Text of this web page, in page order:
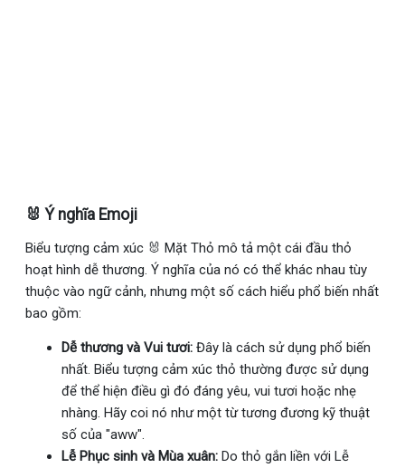
🐰 Ý nghĩa Emoji
Biểu tượng cảm xúc 🐰 Mặt Thỏ mô tả một cái đầu thỏ
hoạt hình dễ thương. Ý nghĩa của nó có thể khác nhau tùy
thuộc vào ngữ cảnh, nhưng một số cách hiểu phổ biến nhất
bao gồm:
Dễ thương và Vui tươi: Đây là cách sử dụng phổ biến
nhất. Biểu tượng cảm xúc thỏ thường được sử dụng
để thể hiện điều gì đó đáng yêu, vui tươi hoặc nhẹ
nhàng. Hãy coi nó như một từ tương đương kỹ thuật
số của "aww".
Lễ Phục sinh và Mùa xuân: Do thỏ gắn liền với Lễ